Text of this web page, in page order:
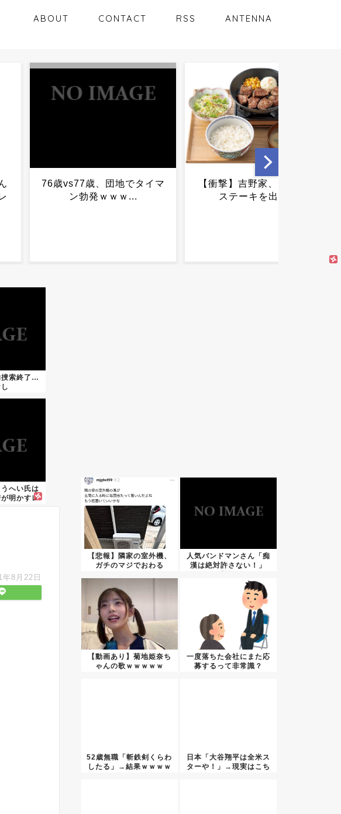
ABOUT CONTACT RSS ANTENNA
【衝撃】吉野家、とうとう
ステーキを出す...
ワンピースが現状から名作
に返り咲く方法ｗｗｗｗｗ
捜索終了…
うへい氏は
明かすレ
年8月22日
【悲報】隣家の室外機、
ガチのマジでおわる
人気バンドマンさん「痴
漢は絶対許さない！」
【動画あり】菊地姫奈ち
ゃんの歌ｗｗｗｗｗ
一度落ちた会社にまた応
募するって非常識？
52歳無職「斬鉄剣くらわ
したる」→結果ｗｗｗｗ
日本「大谷翔平は全米ス
ターや！」→現実はこち